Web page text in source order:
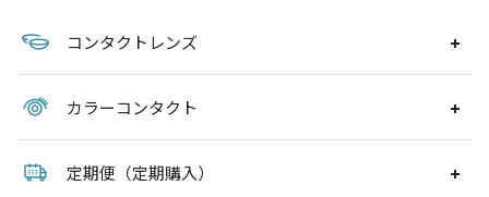
コンタクトレンズ
カラーコンタクト
定期便（定期購入）